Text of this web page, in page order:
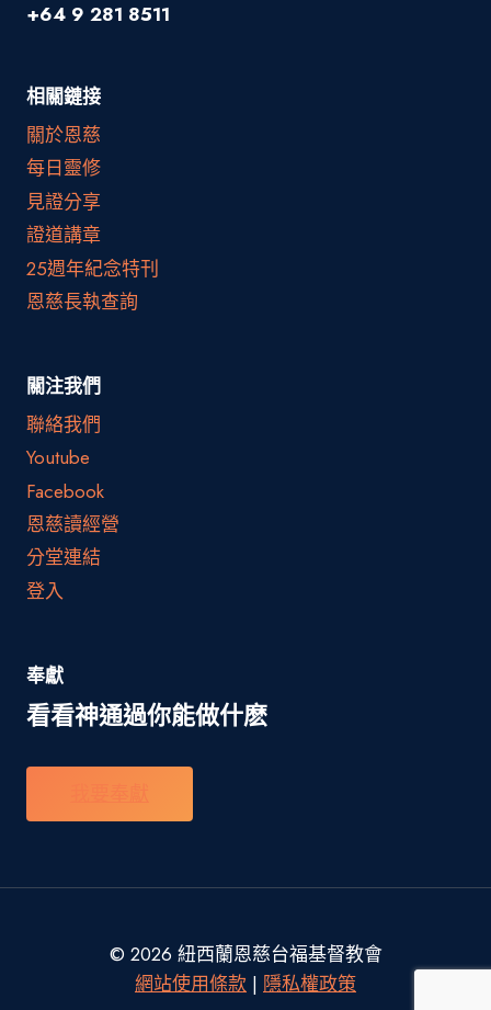
+64 9 281 8511
相關鏈接
關於恩慈
每日靈修
見證分享
證道講章
25週年紀念特刊
恩慈長執查詢
關注我們
聯絡我們
Youtube
Facebook
恩慈讀經營
分堂連結
登入
奉獻
看看神通過你能做什麽
© 2026 紐西蘭恩慈台福基督教會
網站使用條款 | 隱私權政策